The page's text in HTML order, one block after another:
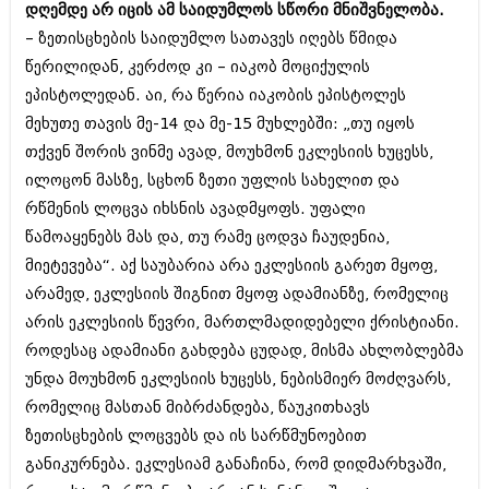
იანვარი 2016 (206)
დეკემბერი 2015 (207)
ნოემბერი 2015 (264)
ოქტომბერი 2015 (204)
სექტემბერი 2015 (215)
აგვისტო 2015 (286)
ივლისი 2015 (173)
მაისი 2015 (194)
აპრილი 2015 (208)
მარტი 2015 (365)
თებერვალი 2015 (286)
იანვარი 2015 (247)
დეკემბერი 2014 (342)
ნოემბერი 2014 (290)
ოქტომბერი 2014 (292)
სექტემბერი 2014 (394)
აგვისტო 2014 (248)
ივლისი 2014 (313)
ივნისი 2014 (366)
აპრილი 2014 (290)
დღემდე არ იცის ამ საიდუმლოს სწორი მნიშვნელობა.
– ზეთისცხების საიდუმლო სათავეს იღებს წმიდა
წერილიდან, კერძოდ კი – იაკობ მოციქულის
ეპისტოლედან. აი, რა წერია იაკობის ეპისტოლეს
მეხუთე თავის მე-14 და მე-15 მუხლებში: „თუ იყოს
თქვენ შორის ვინმე ავად, მოუხმონ ეკლესიის ხუცესს,
ილოცონ მასზე, სცხონ ზეთი უფლის სახელით და
რწმენის ლოცვა იხსნის ავადმყოფს. უფალი
წამოაყენებს მას და, თუ რამე ცოდვა ჩაუდენია,
მიეტევება“. აქ საუბარია არა ეკლესიის გარეთ მყოფ,
არამედ, ეკლესიის შიგნით მყოფ ადამიანზე, რომელიც
არის ეკლესიის წევრი, მართლმადიდებელი ქრისტიანი.
როდესაც ადამიანი გახდება ცუდად, მისმა ახლობლებმა
უნდა მოუხმონ ეკლესიის ხუცესს, ნებისმიერ მოძღვარს,
რომელიც მასთან მიბრძანდება, წაუკითხავს
ზეთისცხების ლოცვებს და ის სარწმუნოებით
განიკურნება. ეკლესიამ განაჩინა, რომ დიდმარხვაში,